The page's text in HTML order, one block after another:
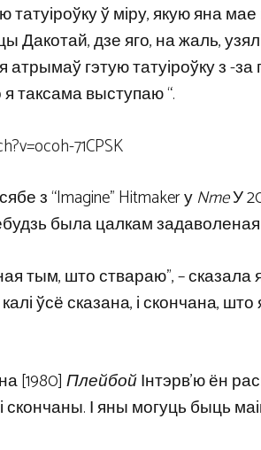
ў міру, якую яна
Дакотай, дзе яго, на жаль,
атрымаў гэтую татуіроўку з -
я таксама выступаю “.
71CPSK
з “Imagine” Hitmaker уNmeУ
была цалкам задаволеная
тым, што ствараю”, – сказала
ўсё сказана, і скончана,
[1980]ПлейбойІнтэрв’ю ён
скончаны. І яны могуць быць